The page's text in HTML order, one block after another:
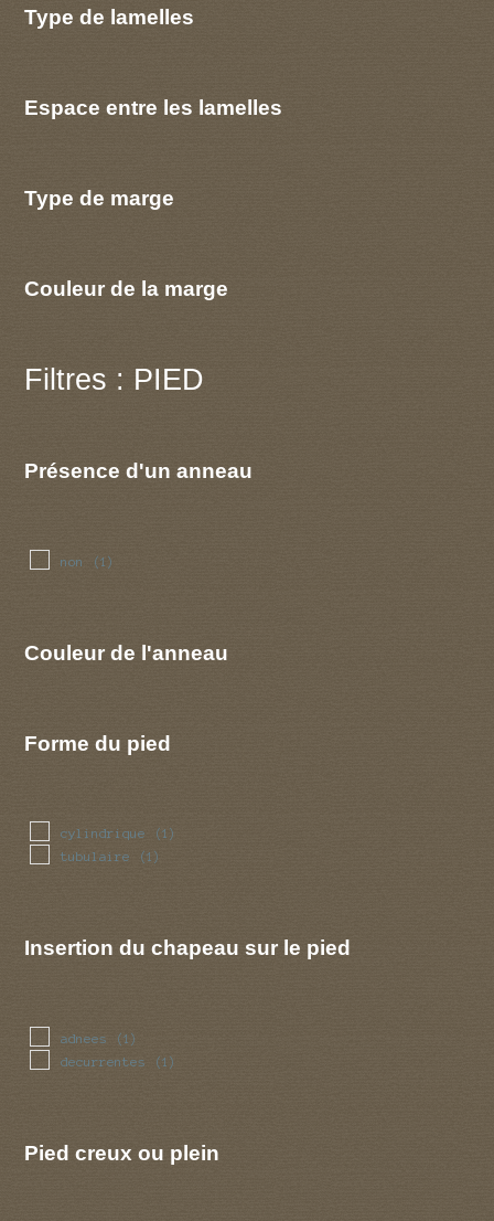
Type de lamelles
Espace entre les lamelles
Type de marge
Couleur de la marge
Filtres : PIED
Présence d'un anneau
non (1)
Couleur de l'anneau
Forme du pied
cylindrique (1)
tubulaire (1)
Insertion du chapeau sur le pied
adnees (1)
decurrentes (1)
Pied creux ou plein